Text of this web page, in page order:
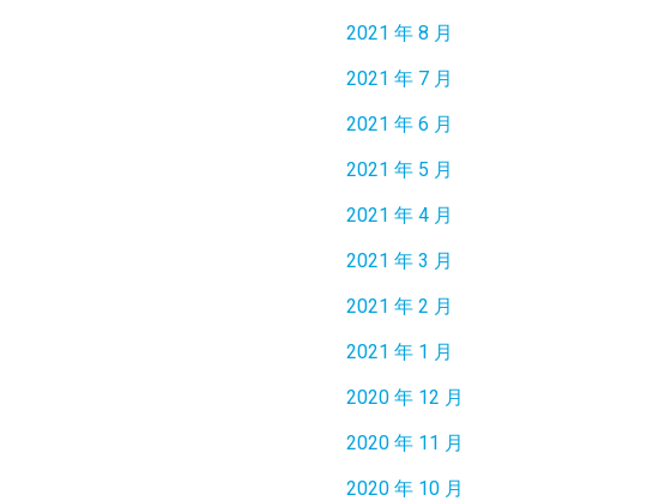
2021 年 8 月
2021 年 7 月
2021 年 6 月
2021 年 5 月
2021 年 4 月
2021 年 3 月
2021 年 2 月
2021 年 1 月
2020 年 12 月
2020 年 11 月
2020 年 10 月